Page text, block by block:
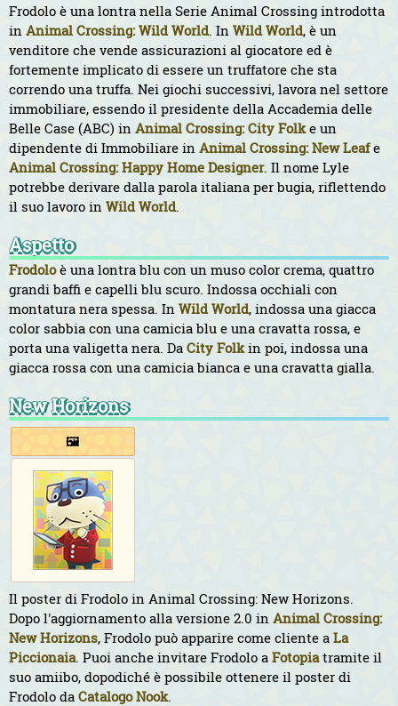
Frodolo è una lontra nella Serie Animal Crossing introdotta
in Animal Crossing: Wild World. In Wild World, è un
venditore che vende assicurazioni al giocatore ed è
fortemente implicato di essere un truffatore che sta
correndo una truffa. Nei giochi successivi, lavora nel settore
immobiliare, essendo il presidente della Accademia delle
Belle Case (ABC) in Animal Crossing: City Folke un
dipendente di Immobiliare in Animal Crossing: New Leafe
Animal Crossing: Happy Home Designer. Il nome Lyle
potrebbe derivare dalla parola italiana per bugia, riflettendo
il suo lavoro in Wild World.
Aspetto
Frodoloè una lontra blu con un muso color crema, quattro
grandi baffi e capelli blu scuro. Indossa occhiali con
montatura nera spessa. In Wild World, indossa una giacca
color sabbia con una camicia blu e una cravatta rossa, e
porta una valigetta nera. Da City Folkin poi, indossa una
giacca rossa con una camicia bianca e una cravatta gialla.
New Horizons
🖼️
Il poster di Frodolo in Animal Crossing: New Horizons.
Dopo l'aggiornamento alla versione 2.0 in Animal Crossing:
New Horizons, Frodolo può apparire come cliente a La
Piccionaia. Puoi anche invitare Frodolo a Fotopiatramite il
suo amiibo, dopodiché è possibile ottenere il poster di
Frodolo da Catalogo Nook.